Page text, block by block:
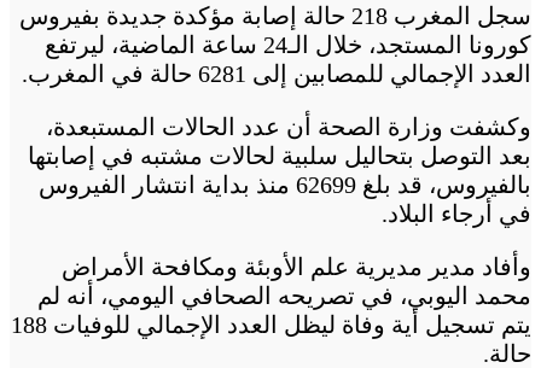
سجل المغرب 218 حالة إصابة مؤكدة جديدة بفيروس
كورونا المستجد، خلال الـ24 ساعة الماضية، ليرتفع
العدد الإجمالي للمصابين إلى 6281 حالة في المغرب.
وكشفت وزارة الصحة أن عدد الحالات المستبعدة،
بعد التوصل بتحاليل سلبية لحالات مشتبه في إصابتها
بالفيروس، قد بلغ 62699 منذ بداية انتشار الفيروس
في أرجاء البلاد.
وأفاد مدير مديرية علم الأوبئة ومكافحة الأمراض
محمد اليوبي، في تصريحه الصحافي اليومي، أنه لم
يتم تسجيل أية وفاة ليظل العدد الإجمالي للوفيات 188
حالة.